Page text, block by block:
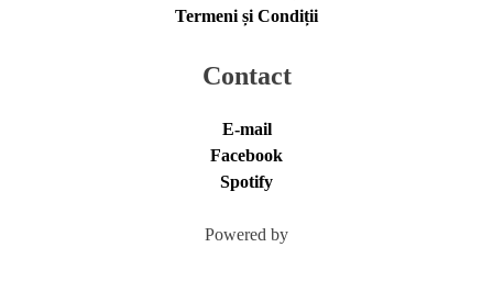
Termeni și Condiții
Contact
E-mail
Facebook
Spotify
Powered by